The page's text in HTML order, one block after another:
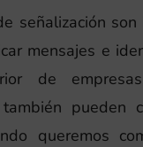
señalización
mensajes e
de
pueden
queremos